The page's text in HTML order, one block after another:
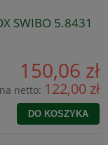
SWIBO 5.8431
150,06 zł
netto: 122,00 zł
DO KOSZYKA